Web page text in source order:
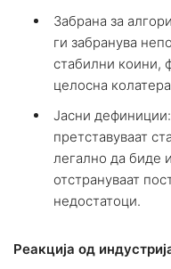
Забрана за
ги забранува
стабилни коини,
целосна
Јасни
претставуваат
легално да биде
отстрануваат
недостатоци.
Реакција од